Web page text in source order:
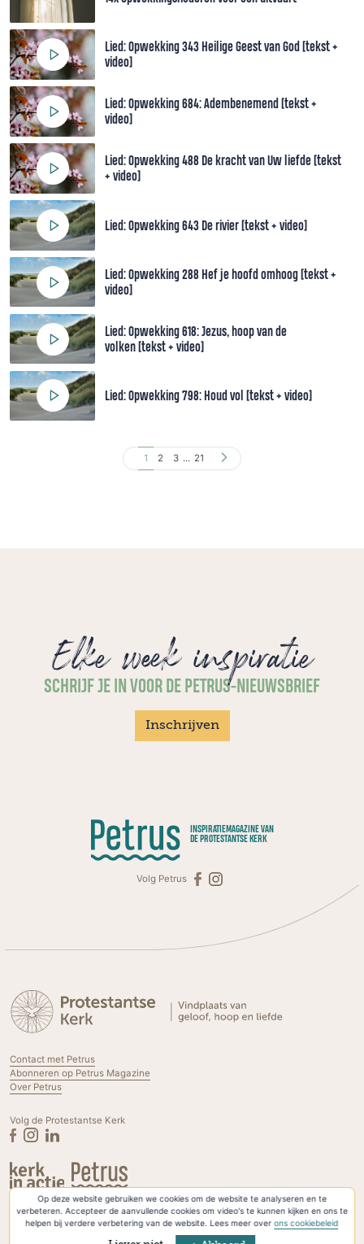
Op deze website gebruiken we cookies om de website te analyseren en te
verbeteren. Accepteer de aanvullende cookies om video's te kunnen kijken en ons te
helpen bij verdere verbetering van de website. Lees meer overons cookiebeleid
Lied: Opwekking 343 Heilige Geest van God [tekst +
video]
Lied: Opwekking 684: Adembenemend [tekst +
video]
Lied: Opwekking 488 De kracht van Uw liefde [tekst
+ video]
Lied: Opwekking 643 De rivier [tekst + video]
Lied: Opwekking 288 Hef je hoofd omhoog [tekst +
video]
Lied: Opwekking 618: Jezus, hoop van de
volken [tekst + video]
Lied: Opwekking 798: Houd vol [tekst + video]
1 2 3 ... 21
Elke week inspiratie
SCHRIJF JE IN VOOR DE PETRUS-NIEUWSBRIEF
Inschrijven
INSPIRATIEMAGAZINE VAN
DE PROTESTANTSE KERK
Volg Petrus
Contact met Petrus
Abonneren op Petrus Magazine
Over Petrus
Volg de Protestantse Kerk
Privacyverklaring & Cookies